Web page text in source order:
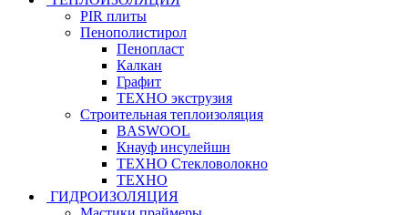
PIR плиты
Пенополистирол
Пенопласт
Калкан
Графит
ТЕХНО экструзия
Строительная теплоизоляция
BASWOOL
Кнауф инсулейшн
ТЕХНО Стекловолокно
ТЕХНО
ГИДРОИЗОЛЯЦИЯ